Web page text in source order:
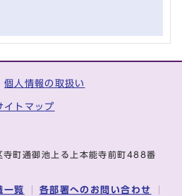
個人情報の取扱い
イトマップ
町通御池上る上本能寺前町488番
一覧 各部署へのお問い合わせ